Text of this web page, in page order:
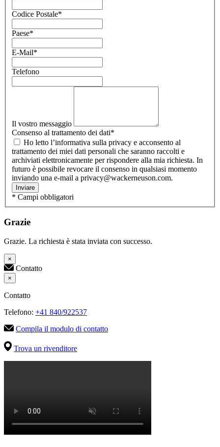
Codice Postale*
Paese*
E-Mail*
Telefono
Il vostro messaggio
Consenso al trattamento dei dati*
trattamento dei miei dati personali che saranno raccolti e
archiviati elettronicamente per rispondere alla mia richiesta. In
futuro è possibile revocare il consenso in qualsiasi momento
inviando una e-mail a privacy@wackerneuson.com.
Inviare
* Campi obbligatori
Grazie
Grazie. La richiesta è stata inviata con successo.
×
Contatto
×
Contatto
Telefono: +41 840/922537
Compila il modulo di contatto
Trova un rivenditore